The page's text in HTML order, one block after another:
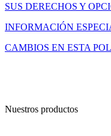
SUS DERECHOS Y
INFORMACIÓN
CAMBIOS EN ESTA
Nuestros productos